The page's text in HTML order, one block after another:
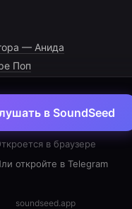
магнезией, сталью,
характер деталью.
по улицам южным,
сегодня не нужно.
— Анида
Поп
в SoundSeed
в браузере
откройте в Telegram
soundseed.app